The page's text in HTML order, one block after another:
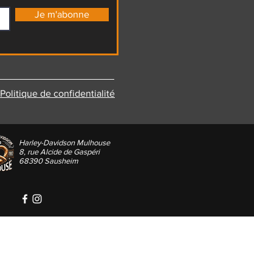
Je m'abonne
Politique de confidentialité
Harley-Davidson Mulhouse
8, rue Alcide de Gaspéri
68390 Sausheim